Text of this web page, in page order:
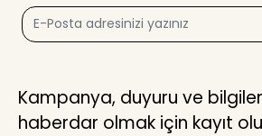
Kampanya, duyuru ve
haberdar olmak için kayıt